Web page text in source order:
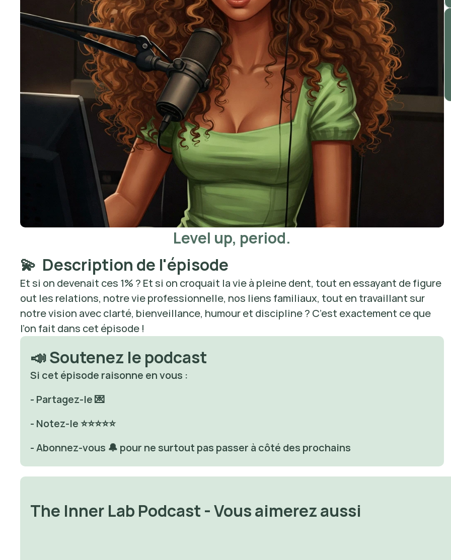
Level up, period.
💫  Description de l'épisode
Et si on devenait ces 1% ? Et si on croquait la vie à pleine dent, tout en essayant de figure
out les relations, notre vie professionnelle, nos liens familiaux, tout en travaillant sur
notre vision avec clarté, bienveillance, humour et discipline ? C’est exactement ce que
l’on fait dans cet épisode !
📣 Soutenez le podcast
Si cet épisode raisonne en vous :
- Partagez-le 💌
- Notez-le ⭐⭐⭐⭐⭐
- Abonnez-vous 🔔 pour ne surtout pas passer à côté des prochains
The Inner Lab Podcast - Vous aimerez aussi